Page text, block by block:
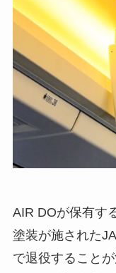
AIR DOが保有す
塗装が施された
で退役すること